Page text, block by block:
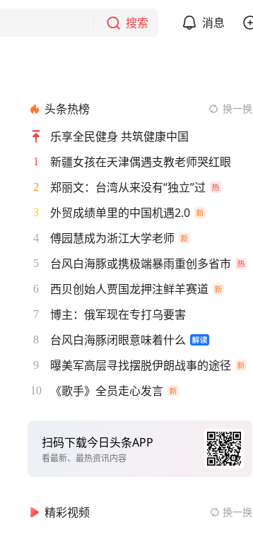
搜索 消息
头条热榜 换一换
乐享全民健身 共筑健康中国
1 新疆女孩在天津偶遇支教老师哭红眼
2 郑丽文：台湾从来没有“独立”过
3 外贸成绩单里的中国机遇2.0
4 傅园慧成为浙江大学老师
5 台风白海豚或携极端暴雨重创多省市
6 西贝创始人贾国龙押注鲜羊赛道
7 博主：俄军现在专打乌要害
8 台风白海豚闭眼意味着什么
9 曝美军高层寻找摆脱伊朗战事的途径
10 《歌手》全员走心发言
扫码下载今日头条APP
看最新、最热资讯内容
精彩视频 换一换